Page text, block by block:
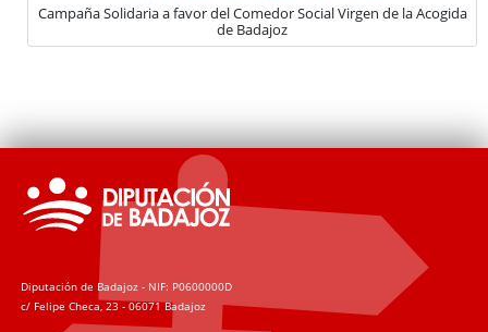
Campaña Solidaria a favor del Comedor Social Virgen de la Acogida
de Badajoz
Diputación de Badajoz - NIF: P0600000D
c/ Felipe Checa, 23 - 06071 Badajoz